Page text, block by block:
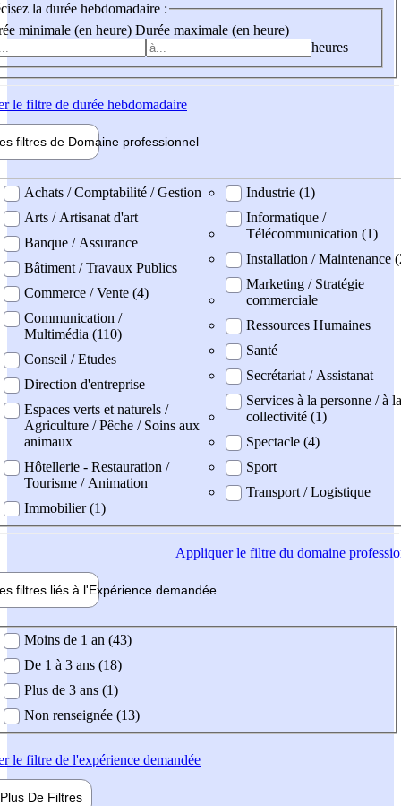
la durée hebdomadaire :
minimale (en heure) Durée maximale (en heure)
heures
le filtre de durée hebdomadaire
filtres de Domaine professionnel
professionel
Achats / Comptabilité / Gestion
Arts / Artisanat d'art
Banque / Assurance
Bâtiment / Travaux Publics
Commerce / Vente (4)
Communication /
Multimédia (110)
Conseil / Etudes
Direction d'entreprise
Espaces verts et naturels /
Agriculture / Pêche / Soins aux
animaux
Hôtellerie - Restauration /
Tourisme / Animation
Immobilier (1)
Industrie (1)
Informatique /
Télécommunication (1)
Installation / Maintenance
Marketing / Stratégie
commerciale
Ressources Humaines
Santé
Secrétariat / Assistanat
Services à la personne / à la
collectivité (1)
Spectacle (4)
Sport
Transport / Logistique
Appliquerle filtre du domaine
filtres liés à l'Expérience demandée
demandée
Moins de 1 an (43)
De 1 à 3 ans (18)
Plus de 3 ans (1)
Non renseignée (13)
le filtre de l'expérience demandée
Plus De Filtres